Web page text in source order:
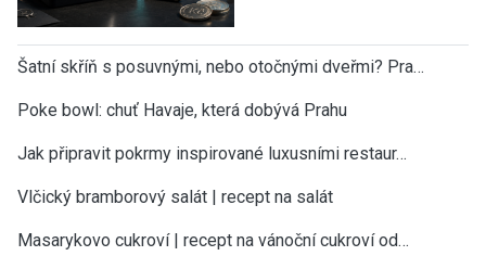
Šatní skříň s posuvnými, nebo otočnými dveřmi? Pra…
Poke bowl: chuť Havaje, která dobývá Prahu
Jak připravit pokrmy inspirované luxusními restaur…
Vlčický bramborový salát | recept na salát
Masarykovo cukroví | recept na vánoční cukroví od…